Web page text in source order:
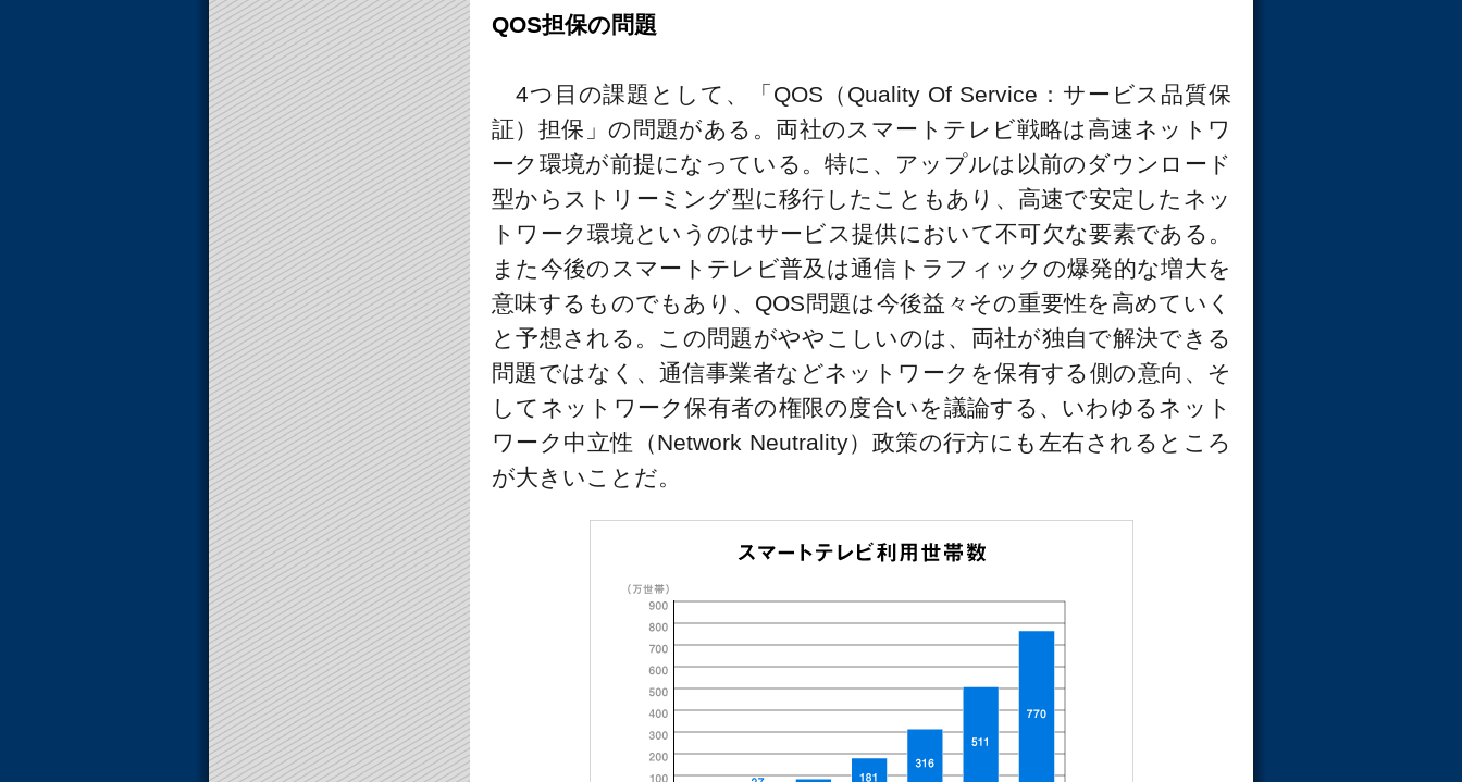
QOS担保の問題
4つ目の課題として、「QOS（Quality Of Service：サービス品質保
証）担保」の問題がある。両社のスマートテレビ戦略は高速ネットワ
ーク環境が前提になっている。特に、アップルは以前のダウンロード
型からストリーミング型に移行したこともあり、高速で安定したネッ
トワーク環境というのはサービス提供において不可欠な要素である。
また今後のスマートテレビ普及は通信トラフィックの爆発的な増大を
意味するものでもあり、QOS問題は今後益々その重要性を高めていく
と予想される。この問題がややこしいのは、両社が独自で解決できる
問題ではなく、通信事業者などネットワークを保有する側の意向、そ
してネットワーク保有者の権限の度合いを議論する、いわゆるネット
ワーク中立性（Network Neutrality）政策の行方にも左右されるところ
が大きいことだ。